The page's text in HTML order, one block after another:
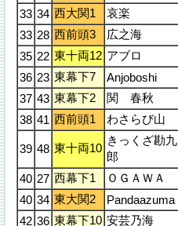
33 34 西大関1 哀楽
33 28 西前頭3 広之海
35 22 東十両12 アブロ
36 23 東幕下7 Anjoboshi
37 43 東幕下2 関 春秋
38 41 西前頭1 わさらび山
39 48 東十両10
きっくざ勘九
郎
40 27 西幕下1 ＯＧＡＷＡ
40 34 東大関2 Pandaazuma
42 36 東幕下10 安芸乃海